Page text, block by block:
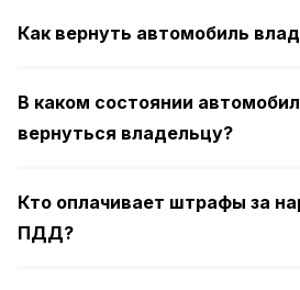
Как вернуть автомобиль
В каком состоянии
вернуться владельцу?
Кто оплачивает штрафы за
ПДД?